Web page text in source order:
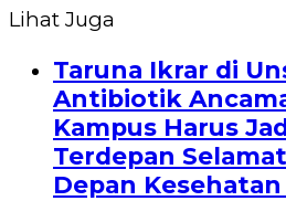
Lihat Juga
Taruna Ikrar di
Antibiotik
Kampus Harus
Terdepan
Depan